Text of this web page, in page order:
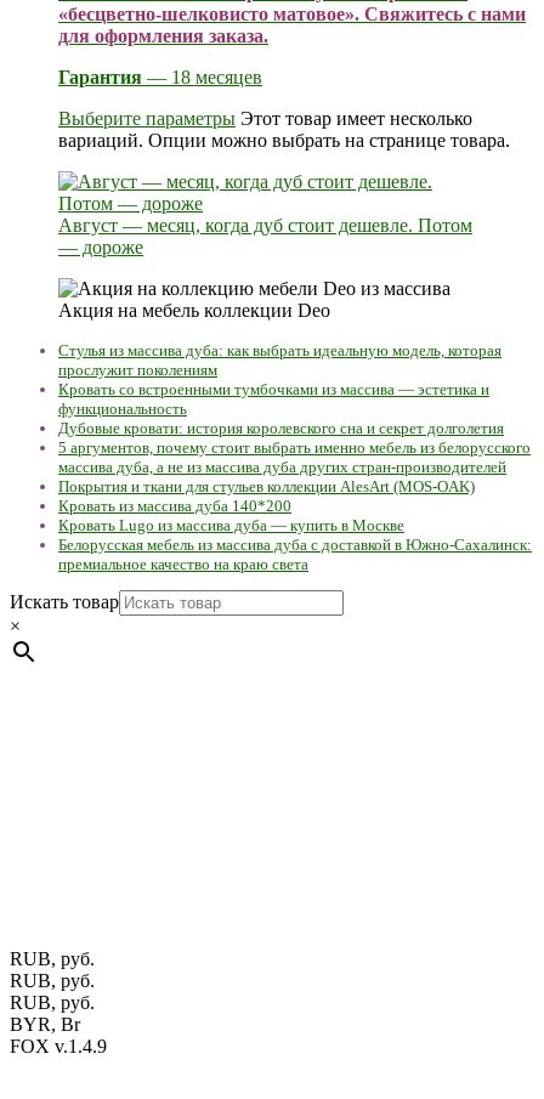
«бесцветно-шелковисто матовое». Свяжитесь с нами
для оформления заказа.
Гарантия — 18 месяцев
Выберите параметры Этот товар имеет несколько
вариаций. Опции можно выбрать на странице товара.
Август — месяц, когда дуб стоит дешевле. Потом
— дороже
Акция на мебель коллекции Deo
Стулья из массива дуба: как выбрать идеальную модель, которая
прослужит поколениям
Кровать со встроенными тумбочками из массива — эстетика и
функциональность
Дубовые кровати: история королевского сна и секрет долголетия
5 аргументов, почему стоит выбрать именно мебель из белорусского
массива дуба, а не из массива дуба других стран-производителей
Покрытия и ткани для стульев коллекции AlesArt (MOS-OAK)
Кровать из массива дуба 140*200
Кровать Lugo из массива дуба — купить в Москве
Белорусская мебель из массива дуба с доставкой в Южно-Сахалинск:
премиальное качество на краю света
Искать товар
×
RUB, руб.
RUB, руб.
RUB, руб.
BYR, Br
FOX v.1.4.9